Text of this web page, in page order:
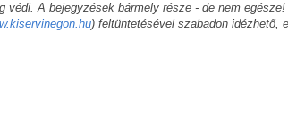
A bejegyzések bármely része - de nem
) feltüntetésével szabadon idézhető,